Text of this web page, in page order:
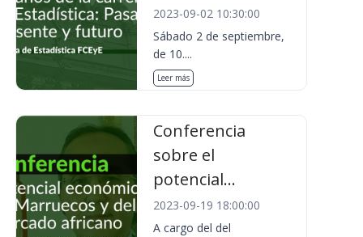
2023-09-02 10:30:00
Sábado 2 de septiembre,
de 10....
Leer más
Conferencia
sobre el
potencial...
2023-09-19 18:00:00
A cargo del del